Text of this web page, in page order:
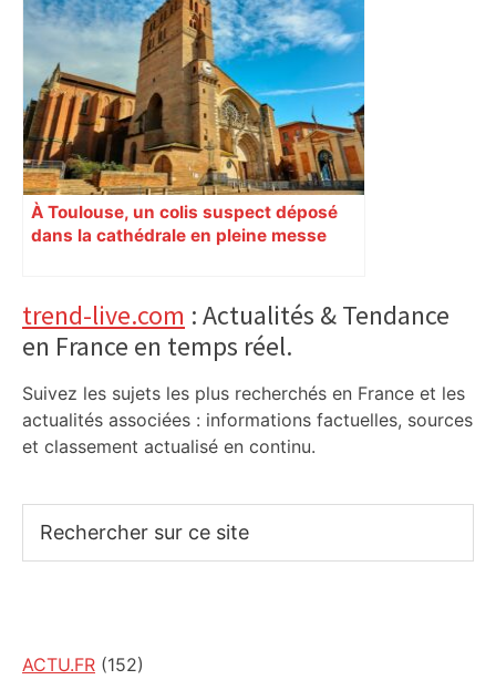
À Toulouse, un colis suspect déposé
dans la cathédrale en pleine messe
Primary
Sidebar
trend-live.com : Actualités & Tendance
en France en temps réel.
Suivez les sujets les plus recherchés en France et les
actualités associées : informations factuelles, sources
et classement actualisé en continu.
sur
ACTU.FR (152)